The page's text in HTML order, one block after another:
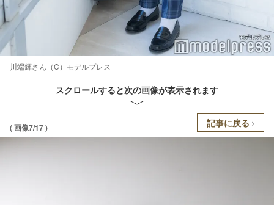
川端輝さん（C）モデルプレス
スクロールすると次の画像が表示されます
( 画像7/17 ) 記事に戻る